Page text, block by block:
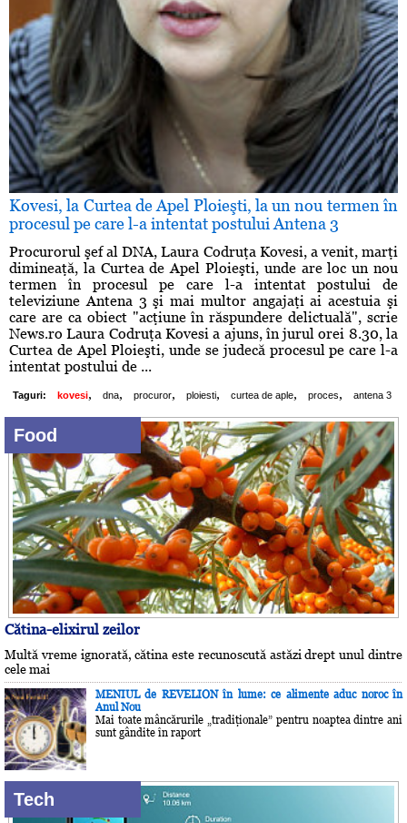
Kovesi, la Curtea de Apel Ploieşti, la un nou termen în
procesul pe care l-a intentat postului Antena 3
Procurorul şef al DNA, Laura Codruţa Kovesi, a venit, marţi
dimineaţă, la Curtea de Apel Ploieşti, unde are loc un nou
termen în procesul pe care l-a intentat postului de
televiziune Antena 3 şi mai multor angajaţi ai acestuia şi
care are ca obiect "acţiune în răspundere delictuală", scrie
News.ro Laura Codruţa Kovesi a ajuns, în jurul orei 8.30, la
Curtea de Apel Ploieşti, unde se judecă procesul pe care l-a
intentat postului de ...
Taguri: kovesi, dna, procuror, ploiesti, curtea de aple, proces, antena 3
Food
Cătina-elixirul zeilor
Multă vreme ignorată, cătina este recunoscută astăzi drept unul dintre
cele mai
MENIUL de REVELION în lume: ce alimente aduc noroc în
Anul Nou
Mai toate mâncărurile „tradiţionale” pentru noaptea dintre ani
sunt gândite în raport
Tech